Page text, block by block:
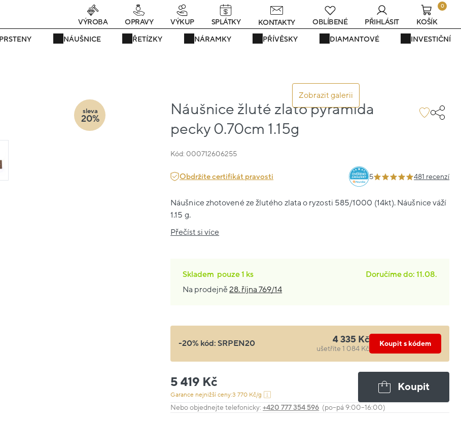
Právě teď! - 20 % na vše! Kód: SRPEN20 24 dní : 12h : 36m : 11s
PRSTENY NÁUŠNICE ŘETÍZKY NÁRAMKY PŘÍVĚSKY DIAMANTOVÉ INVESTIČNÍ
VÝROBA OPRAVY VÝKUP SPLÁTKY KONTAKTY OBLÍBENÉ PŘIHLÁSIT
0
KOŠÍK
Zobrazit galerii
Náušnice žluté zlato pyramida
pecky 0.70cm 1.15g
Kód: 000712606255
sleva
20%
Obdržíte certifikát pravosti 5 481 recenzí
Náušnice zhotovené ze žlutého zlata o ryzosti 585/1000 (14kt). Náušnice váží
1.15 g.
Přečíst si více
Skladem pouze1 ks
Doručíme do: 11.08.
Na prodejně28. října 769/14
-20% kód:SRPEN20 4 335 Kč
ušetříte 1 084 Kč
Koupit s kódem
5 419 Kč
Garance nejnižší ceny:3 770 Kč/g
Koupit
Nebo objednejte telefonicky:+420 777 354 596 (po–pá 9:00–16:00)